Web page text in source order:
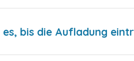
bis die Aufladung